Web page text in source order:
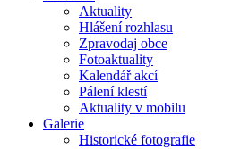
Aktuality
Hlášení rozhlasu
Zpravodaj obce
Fotoaktuality
Kalendář akcí
Pálení klestí
Aktuality v mobilu
Galerie
Historické fotografie